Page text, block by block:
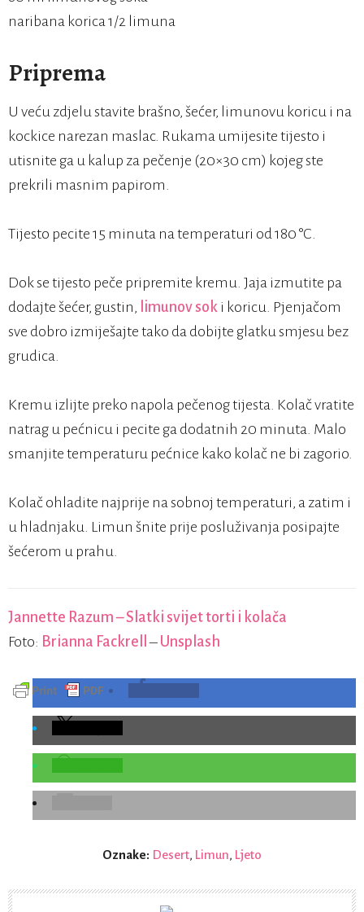
naribana korica 1/2 limuna
Priprema
U veću zdjelu stavite brašno, šećer, limunovu koricu i na
kockice narezan maslac. Rukama umijesite tijesto i
utisnite ga u kalup za pečenje (20×30 cm) kojeg ste
prekrili masnim papirom.
Tijesto pecite 15 minuta na temperaturi od 180 °C.
Dok se tijesto peče pripremite kremu. Jaja izmutite pa
dodajte šećer, gustin, limunov sok i koricu. Pjenjačom
sve dobro izmiješajte tako da dobijte glatku smjesu bez
grudica.
Kremu izlijte preko napola pečenog tijesta. Kolač vratite
natrag u pećnicu i pecite ga dodatnih 20 minuta. Malo
smanjite temperaturu pećnice kako kolač ne bi zagorio.
Kolač ohladite najprije na sobnoj temperaturi, a zatim i
u hladnjaku. Limun šnite prije posluživanja posipajte
šećerom u prahu.
Jannette Razum – Slatki svijet torti i kolača
Foto: Brianna Fackrell – Unsplash
Oznake: Desert, Limun, Ljeto